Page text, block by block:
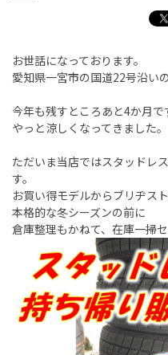
お世話になっております。
愛知県一宮市の国道22号沿い
今年も残すところあと4か月で
やっと涼しくなってきました。
ただいま当店ではスタッドレ
す。
お買い得モデルからブリヂス
本格的な冬シーズンの前に
倉庫整理もかねて、在庫一掃セ